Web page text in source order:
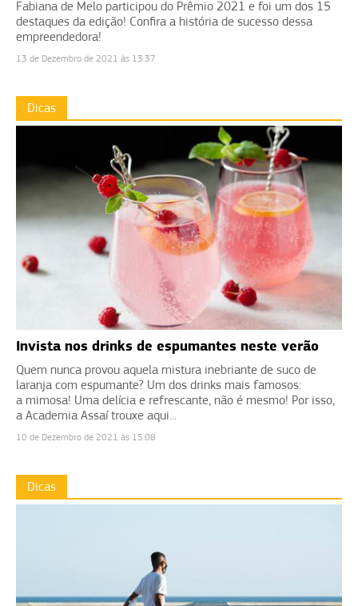
Fabiana de Melo participou do Prêmio 2021 e foi um dos 15
destaques da edição! Confira a história de sucesso dessa
empreendedora!
13 de Dezembro de 2021 às 13:37
Dicas
Invista nos drinks de espumantes neste verão
Quem nunca provou aquela mistura inebriante de suco de
laranja com espumante? Um dos drinks mais famosos:
a mimosa! Uma delícia e refrescante, não é mesmo! Por isso,
a Academia Assaí trouxe aqui...
10 de Dezembro de 2021 às 15:08
Dicas